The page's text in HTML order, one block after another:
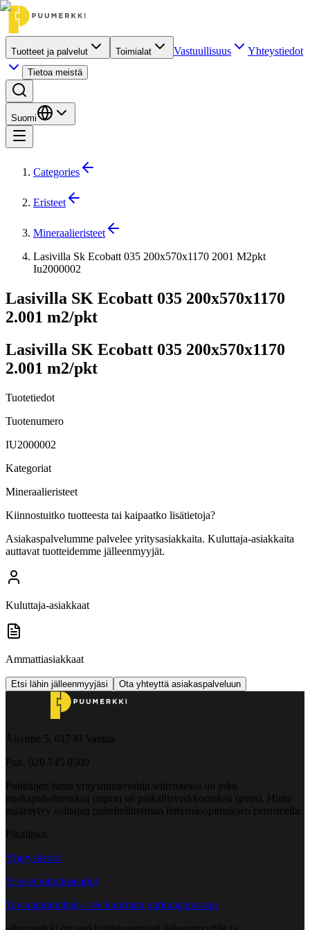
Tuotteet ja palvelut Toimialat Vastuullisuus Yhteystiedot
Tietoa meistä
Suomi
Categories
Eristeet
Mineraalieristeet
Lasivilla Sk Ecobatt 035 200x570x1170 2001 M2pkt
Iu2000002
Lasivilla SK Ecobatt 035 200x570x1170
2.001 m2/pkt
Lasivilla SK Ecobatt 035 200x570x1170
2.001 m2/pkt
Tuotetiedot
Tuotenumero
IU2000002
Kategoriat
Mineraalieristeet
Kiinnostuitko tuotteesta tai kaipaatko lisätietoja?
Asiakaspalvelumme palvelee yritysasiakkaita. Kuluttaja-asiakkaita
auttavat tuotteidemme jälleenmyyjät.
Kuluttaja-asiakkaat
Ammattiasiakkaat
Etsi lähin jälleenmyyjäsi Ota yhteyttä asiakaspalveluun
Åbyntie 5, 01730 Vantaa
Puh. 020 745 0500
Puhelujen hinta yritysnumeroihin soitettaessa on joko
matkapuhelumaksu (mpm) tai paikallisverkkomaksu (pvm). Hinta
määräytyy soittajan puhelinliittymän liittymäsopimuksen perusteella.
Pikalinkit
Yhteystiedot
Yleiset toimitusehdot
Tavarantoimittaja - tee kuorman purkuajanvaraus